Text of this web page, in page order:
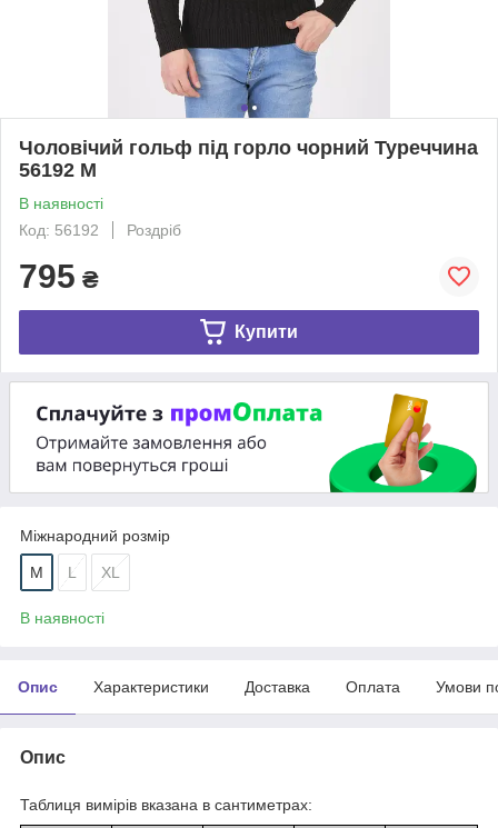
Чоловічий гольф під горло чорний Туреччина
56192 М
В наявності
Код: 56192
Роздріб
795 ₴
Купити
Міжнародний розмір
M L XL
В наявності
Опис Характеристики Доставка Оплата Умови
Опис
Таблиця вимірів вказана в сантиметрах: